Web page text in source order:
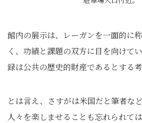
館内の展示は、レーガンを一面的に
く、功績と課題の双方に目を向けて
録は公共の歴史的財産であるとする
とは言え、さすがは米国だと筆者な
人々を楽しませることも忘れられて